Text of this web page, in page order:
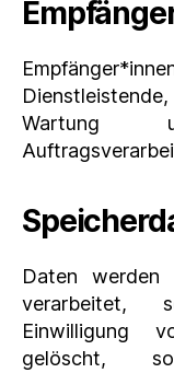
Wartung
Daten werden
verarbeitet,
Einwilligung
gelöscht,